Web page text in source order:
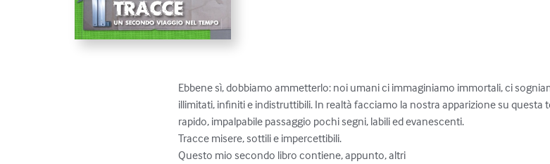
Ebbene sì, dobbiamo ammetterlo: noi umani ci immaginiamo immortali, ci
illimitati, infiniti e indistruttibili. In realtà facciamo la nostra apparizione su
rapido, impalpabile passaggio pochi segni, labili ed evanescenti.
Tracce misere, sottili e impercettibili.
Questo mio secondo libro contiene, appunto, altri